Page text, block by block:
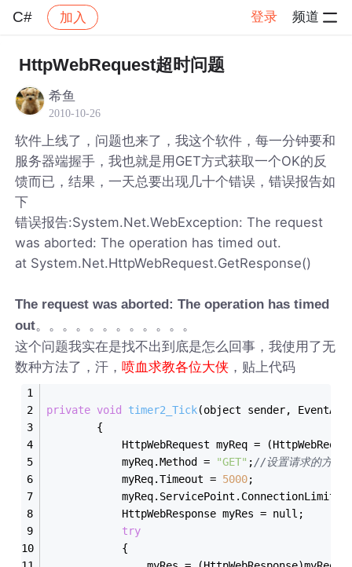
C# 加入 登录 频道
社区 C# 帖子详情
HttpWebRequest超时问题
希鱼
2010-10-26
软件上线了，问题也来了，我这个软件，每一分钟要和
服务器端握手，我也就是用GET方式获取一个OK的反
馈而已，结果，一天总要出现几十个错误，错误报告如
下
错误报告:System.Net.WebException: The request
was aborted: The operation has timed out.
at System.Net.HttpWebRequest.GetResponse()
The request was aborted: The operation has timed
out。。。。。。。。。。。。
这个问题我实在是找不出到底是怎么回事，我使用了无
数种方法了，汗，喷血求教各位大侠 ，贴上代码
private void timer2_Tick(object sender,
        {
HttpWebRequest myReq =
            myReq.Method =
"GET" ;//设置请求的方法
            myReq.Timeout =
5000;
myReq.ServicePoint.ConnectionLimit
            HttpWebResponse myRes = null;
try
            {